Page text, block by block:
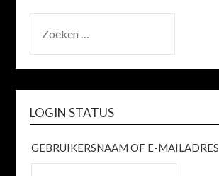
NAAR:
LOGIN STATUS
GEBRUIKERSNAAM OF E-MAILADRES